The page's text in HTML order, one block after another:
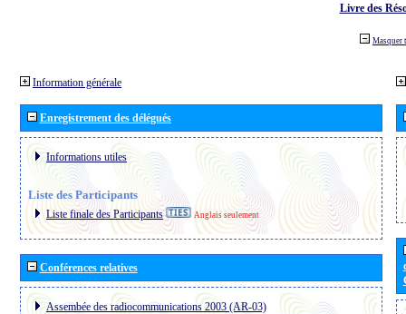
Livre des
Masquer
Information générale
Enregistrement des délégués
Informations utiles
Liste des Participants
Liste finale des Participants Anglais seulement
Conférences relatives
Assembée des radiocommunications 2003 (AR-03)